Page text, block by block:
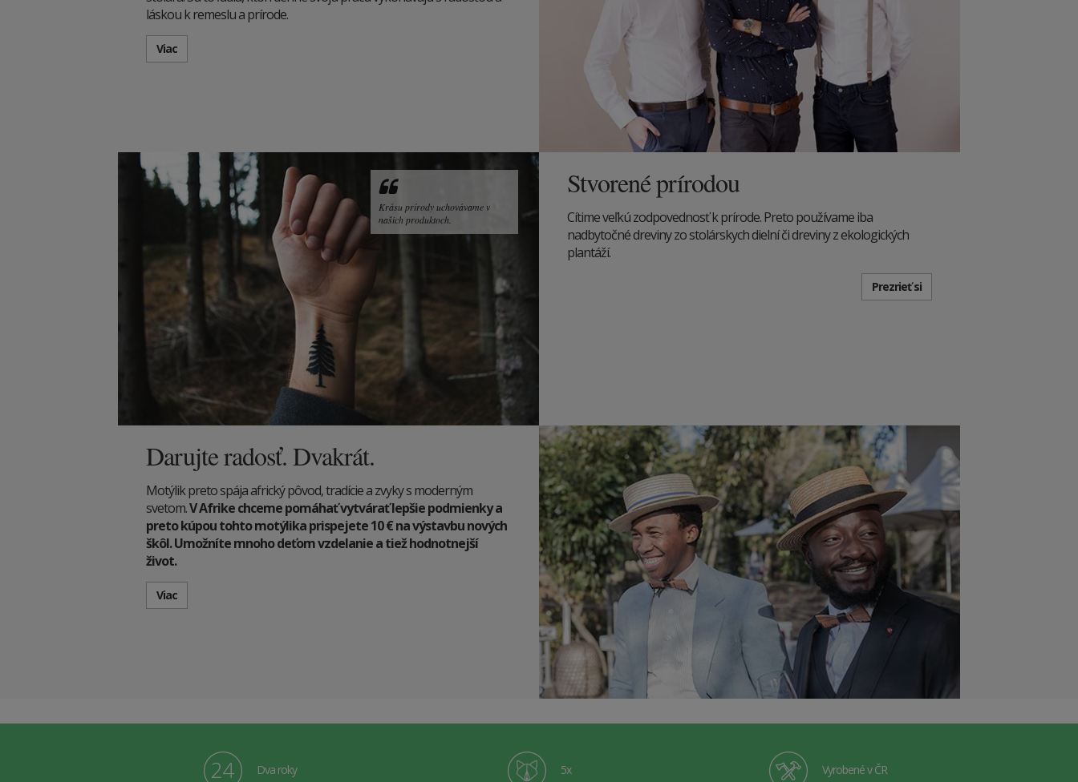
láskou k remeslu a prírode.
Viac
Stvorené prírodou
Cítime veľkú zodpovednosť k prírode. Preto používame iba
nadbytočné dreviny zo stolárskych dielní či dreviny z ekologických
plantáží.
Prezrieť si
Krásu prírody uchovávame v
našich produktoch.
Darujte radosť. Dvakrát.
Motýlik preto spája africký pôvod, tradície a zvyky s moderným
svetom.V Afrike chceme pomáhať vytvárať lepšie podmienky a
preto kúpou tohto motýlika prispejete 10€na výstavbu nových
škôl. Umožníte mnoho deťom vzdelanie a tiež hodnotnejší
život.
Viac
Dva roky 5x Vyrobené v ČR